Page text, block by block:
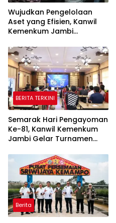
Wujudkan Pengelolaan
Aset yang Efisien, Kanwil
Kemenkum Jambi
Secara Transparan
BERITA TERKINI
Semarak Hari Pengayoman
Ke-81, Kanwil Kemenkum
Jambi Gelar Turnamen
Berita